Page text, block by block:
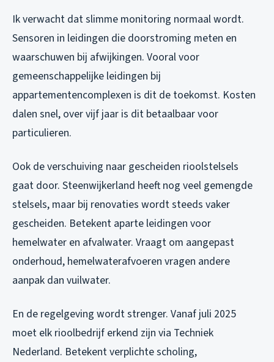
Ik verwacht dat slimme monitoring normaal wordt.
Sensoren in leidingen die doorstroming meten en
waarschuwen bij afwijkingen. Vooral voor
gemeenschappelijke leidingen bij
appartementencomplexen is dit de toekomst. Kosten
dalen snel, over vijf jaar is dit betaalbaar voor
particulieren.
Ook de verschuiving naar gescheiden rioolstelsels
gaat door. Steenwijkerland heeft nog veel gemengde
stelsels, maar bij renovaties wordt steeds vaker
gescheiden. Betekent aparte leidingen voor
hemelwater en afvalwater. Vraagt om aangepast
onderhoud, hemelwaterafvoeren vragen andere
aanpak dan vuilwater.
En de regelgeving wordt strenger. Vanaf juli 2025
moet elk rioolbedrijf erkend zijn via Techniek
Nederland. Betekent verplichte scholing,